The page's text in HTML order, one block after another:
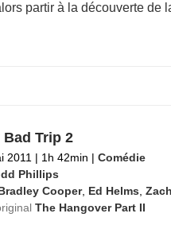
partir à la découverte de
Bad Trip 2
2011 | 1h 42min | Comédie
Phillips
Cooper, Ed Helms
The Hangover Part II